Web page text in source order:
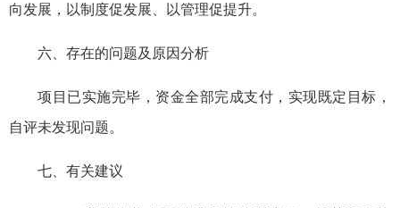
向发展，以制度促发展、以管理促提升。
六、存在的问题及原因分析
项目已实施完毕，资金全部完成支付，实现既定目标，
自评未发现问题。
七、有关建议